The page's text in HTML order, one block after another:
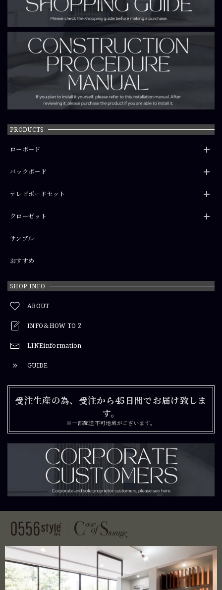
PRODUCTS
ローボード
バックボード
テレビボードセット
クローゼット
サンプル
おすすめ
SHOP INFO
ABOUT
INFO＆HOW TO Z
LINEinformation
GUIDE
受注生産の為、受注から45日間でお届け致しま
す。
※一部配送不可地域がございます。